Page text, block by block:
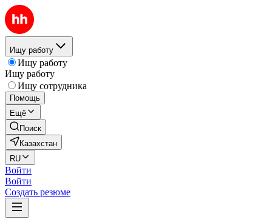
Ищу работу
Ищу работу
Ищу работу
Ищу сотрудника
Помощь
Ещё
Поиск
Казахстан
RU
Войти
Войти
Создать резюме